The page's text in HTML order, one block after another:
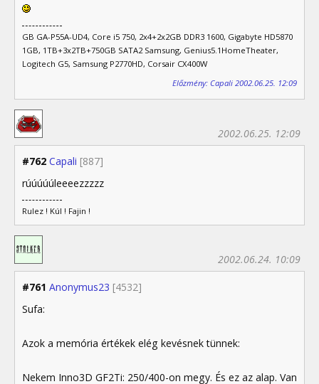
GB GA-P55A-UD4, Core i5 750, 2x4+2x2GB DDR3 1600, Gigabyte HD5870
1GB, 1TB+3x2TB+750GB SATA2 Samsung, Genius5.1HomeTheater,
Logitech G5, Samsung P2770HD, Corsair CX400W
Előzmény: Capali 2002.06.25. 12:09
#762 Capali [887]
2002.06.25. 12:09
rúúúúúleeeezzzzz
Rulez ! Kúl ! Fajin !
#761 Anonymus23 [4532]
2002.06.24. 10:09
Sufa:
Azok a memória értékek elég kevésnek tünnek:
Nekem Inno3D GF2Ti: 250/400-on megy. És ez az alap. Van